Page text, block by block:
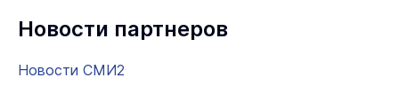
Новости партнеров
Новости СМИ2